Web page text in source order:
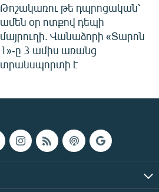
Թոշակառու թե դպրոցական՝
ամեն օր ոտքով դեպի
մայրուղի. Վանաձորի «Տարոն
1»-ը 3 ամիս առանց
տրանսպորտի է